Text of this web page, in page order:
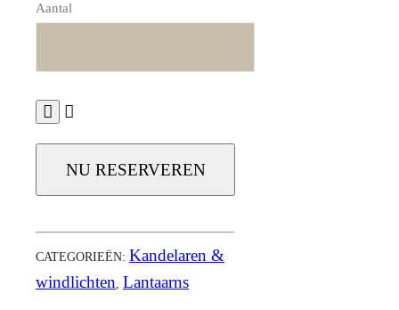
Aantal
NU RESERVEREN
CATEGORIEËN: Kandelaren &
windlichten Lantaarns